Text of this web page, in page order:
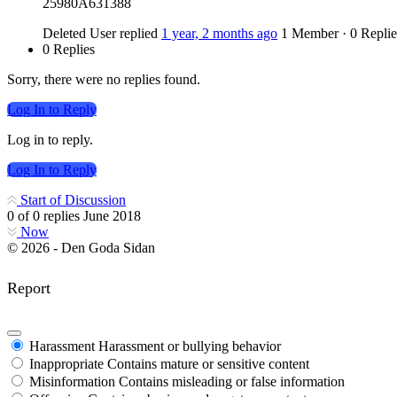
25980A631388
Deleted User replied 1 year, 2 months ago 1 Member · 0
0 Replies
Sorry, there were no replies found.
Log In to Reply
Log in to reply.
Log In to Reply
Start of Discussion
0 of0 replies June 2018
Now
© 2026 - Den Goda Sidan
Report
Harassment Harassment or bullying behavior
Inappropriate Contains mature or sensitive content
Misinformation Contains misleading or false information